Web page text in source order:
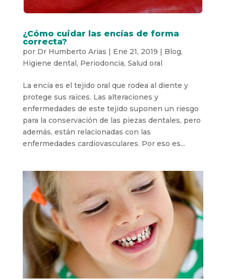
¿Cómo cuidar las encías de forma
correcta?
por Dr Humberto Arias | Ene 21, 2019 | Blog,
Higiene dental, Periodoncia, Salud oral
La encía es el tejido oral que rodea al diente y
protege sus raíces. Las alteraciones y
enfermedades de este tejido suponen un riesgo
para la conservación de las piezas dentales, pero
además, están relacionadas con las
enfermedades cardiovasculares. Por eso es...